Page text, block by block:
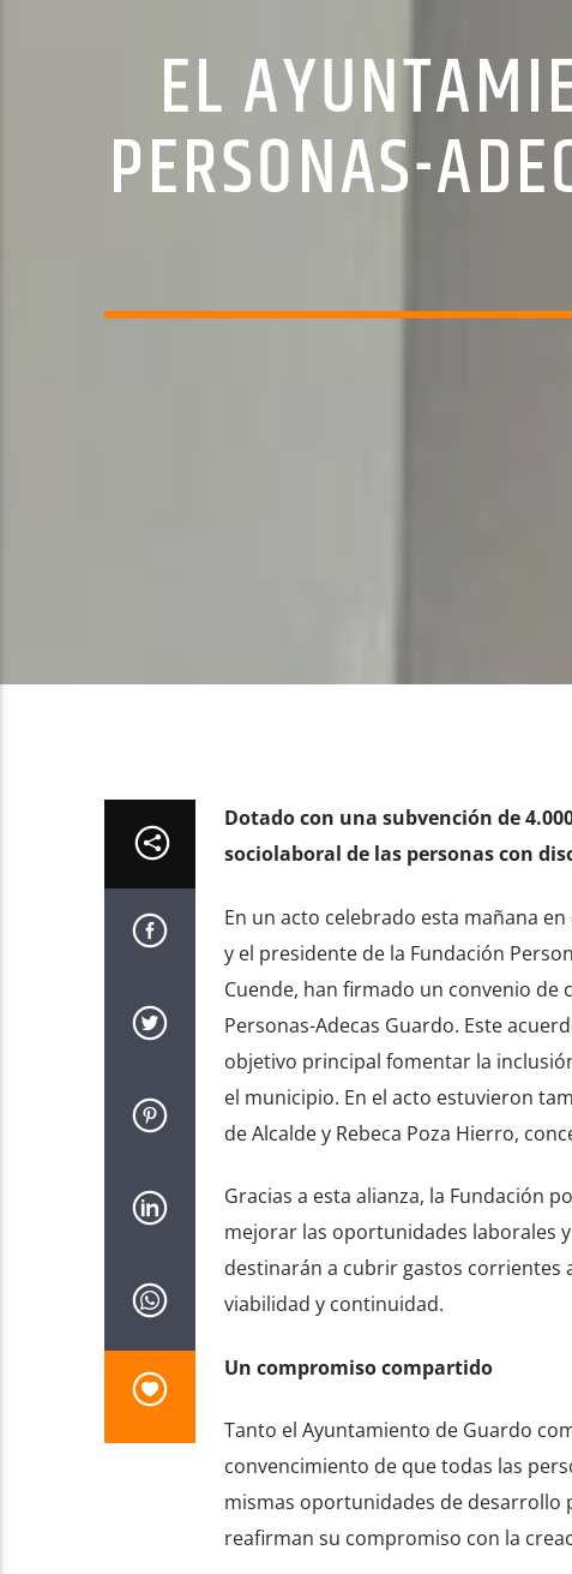
EL
PERSONAS-
Dotado con una subvención de
sociolaboral de las personas con
En un acto celebrado esta mañana
y el presidente de la Fundación
Cuende, han firmado un convenio
Personas-Adecas Guardo. Este
objetivo principal fomentar la
el municipio. En el acto estuvieron
de Alcalde y Rebeca Poza Hierro,
Gracias a esta alianza, la Fundación
mejorar las oportunidades laborales
destinarán a cubrir gastos corrientes
viabilidad y continuidad.
Un compromiso compartido
Tanto el Ayuntamiento de Guardo
convencimiento de que todas las
mismas oportunidades de desarrollo
reafirman su compromiso con la